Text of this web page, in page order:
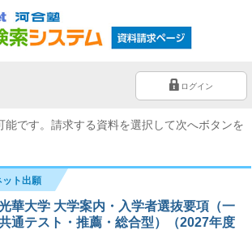
ログイン
能です。請求する資料を選択して次へボタンを
ット出願
華大学 大学案内・入学者選抜要項（一
通テスト・推薦・総合型）（2027年度